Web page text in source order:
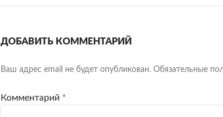
ДОБАВИТЬ КОММЕНТАРИЙ
Ваш адрес email не будет опубликован. Обязательные
Комментарий *